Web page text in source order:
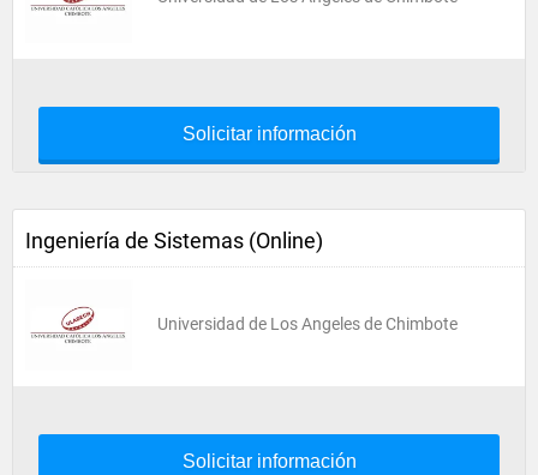
Solicitar información
Ingeniería de Sistemas (Online)
Universidad de Los Angeles de Chimbote
Solicitar información